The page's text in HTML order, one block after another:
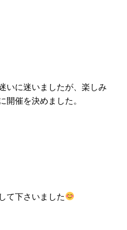
いに迷いましたが、楽しみ
開催を決めました。
て下さいました